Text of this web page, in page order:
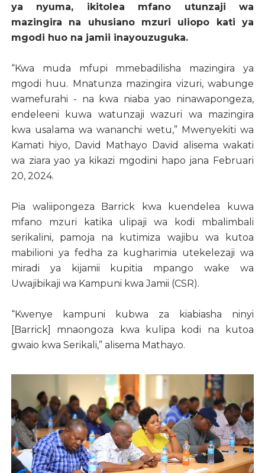
ya nyuma, ikitolea mfano utunzaji wa
mazingira na uhusiano mzuri uliopo kati ya
mgodi huo na jamii inayouzuguka.
“Kwa muda mfupi mmebadilisha mazingira ya
mgodi huu. Mnatunza mazingira vizuri, wabunge
wamefurahi - na kwa niaba yao ninawapongeza,
endeleeni kuwa watunzaji wazuri wa mazingira
kwa usalama wa wananchi wetu,” Mwenyekiti wa
Kamati hiyo, David Mathayo David alisema wakati
wa ziara yao ya kikazi mgodini hapo jana Februari
20, 2024.
Pia waliipongeza Barrick kwa kuendelea kuwa
mfano mzuri katika ulipaji wa kodi mbalimbali
serikalini, pamoja na kutimiza wajibu wa kutoa
mabilioni ya fedha za kugharimia utekelezaji wa
miradi ya kijamii kupitia mpango wake wa
Uwajibikaji wa Kampuni kwa Jamii (CSR).
“Kwenye kampuni kubwa za kiabiasha ninyi
[Barrick] mnaongoza kwa kulipa kodi na kutoa
gwaio kwa Serikali,” alisema Mathayo.